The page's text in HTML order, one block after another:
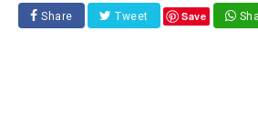
Share Tweet Save